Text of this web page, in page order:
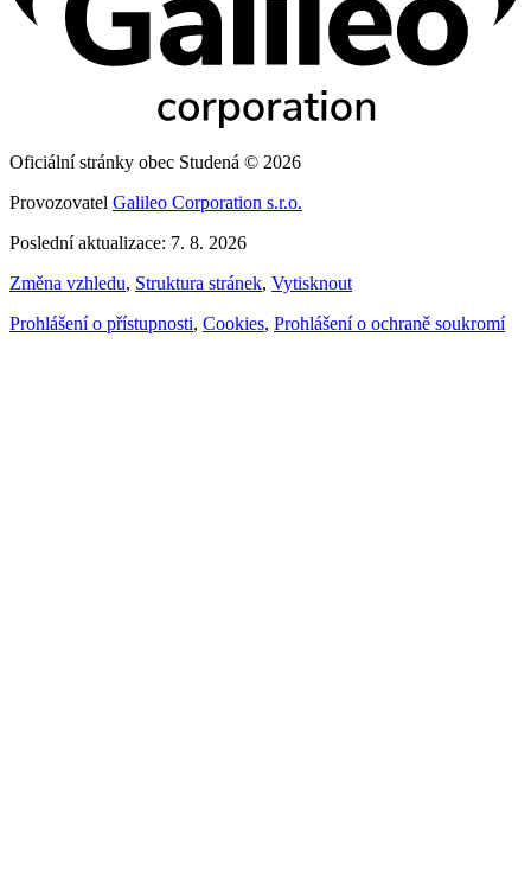
Oficiální stránky obec Studená © 2026
Provozovatel Galileo Corporation s.r.o.
Poslední aktualizace: 7. 8. 2026
Změna vzhledu, Struktura stránek, Vytisknout
Prohlášení o přístupnosti, Cookies, Prohlášení o ochraně soukromí